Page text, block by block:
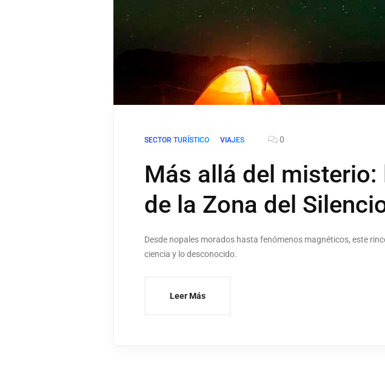
SECTOR TURÍSTICO VIAJES 0
Más allá del
de la Zona del
Desde nopales morados hasta fenómenos magnéticos, este
ciencia y lo desconocido.
Leer Más